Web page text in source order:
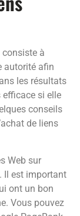
consiste à
autorité afin
les résultats
efficace si elle
conseils
de liens
Web sur
Il est important
ont un bon
Vous pouvez